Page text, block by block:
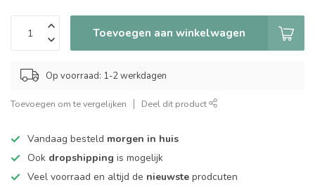
Toevoegen aan winkelwagen
Op voorraad: 1-2 werkdagen
Toevoegen om te vergelijken Deel dit product
Vandaag besteld morgen in huis
Ook dropshipping is mogelijk
Veel voorraad en altijd de nieuwste prodcuten